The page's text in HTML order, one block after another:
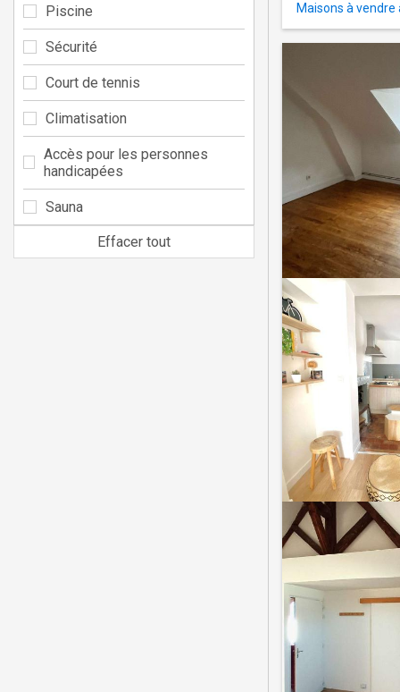
Maisons à vendre
Piscine
Sécurité
Court de tennis
Climatisation
Accès pour les personnes
handicapées
Sauna
Effacer tout